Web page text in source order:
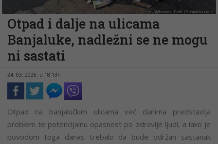
Otpad i dalje na ulicama
Banjaluke, nadležni se ne mogu
ni sastati
24. 03. 2025. u 18:13h
Otpad na banjalučkim ulicama već danima predstavlja
problem te potencijalnu opasnost po zdravlje ljudi, a iako je
povodom toga danas trebalo da bude održan sastanak